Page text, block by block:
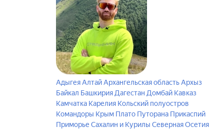
АдыгеяАлтайАрхангельская областьАрхыз
Байкал Башкирия Дагестан Домбай Кавказ
Камчатка Карелия Кольский полуостров
Командоры Крым Плато Путорана Прикаспий
Приморье Сахалин и Курилы Северная Осетия